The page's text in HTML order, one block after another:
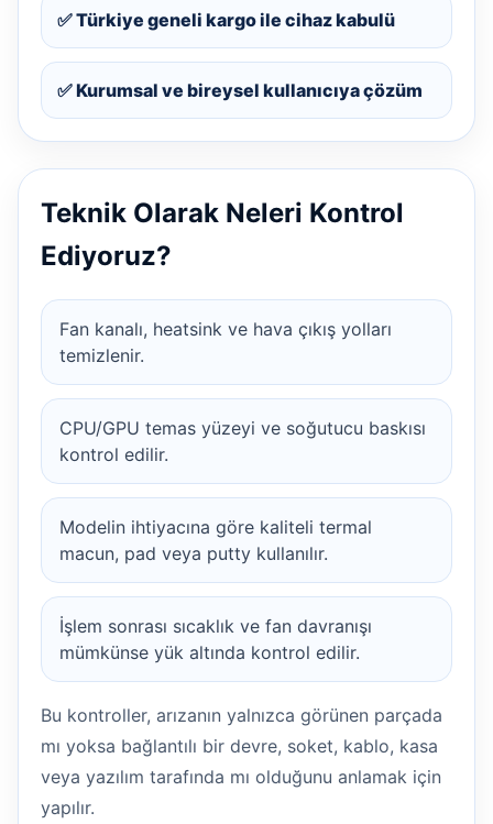
✅ Türkiye geneli kargo ile cihaz kabulü
✅ Kurumsal ve bireysel kullanıcıya çözüm
Teknik Olarak Neleri Kontrol
Ediyoruz?
Fan kanalı, heatsink ve hava çıkış yolları
temizlenir.
CPU/GPU temas yüzeyi ve soğutucu baskısı
kontrol edilir.
Modelin ihtiyacına göre kaliteli termal
macun, pad veya putty kullanılır.
İşlem sonrası sıcaklık ve fan davranışı
mümkünse yük altında kontrol edilir.
Bu kontroller, arızanın yalnızca görünen parçada
mı yoksa bağlantılı bir devre, soket, kablo, kasa
veya yazılım tarafında mı olduğunu anlamak için
yapılır.